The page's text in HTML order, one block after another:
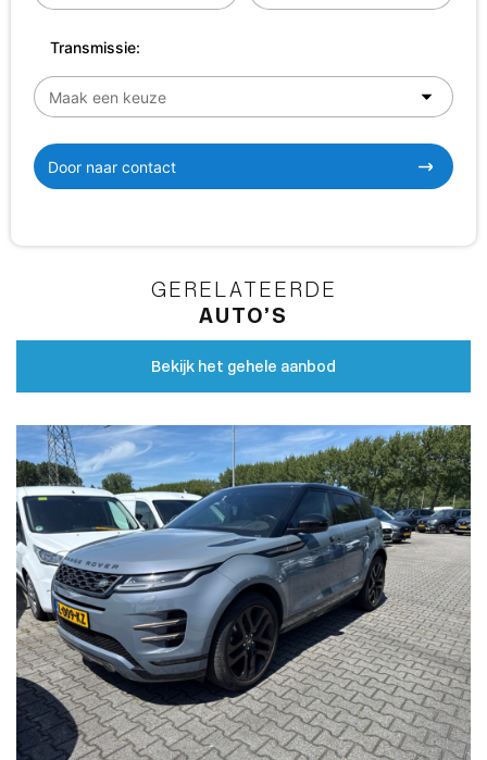
Transmissie:
Door naar contact
GERELATEERDE
AUTO’S
Bekijk het gehele aanbod